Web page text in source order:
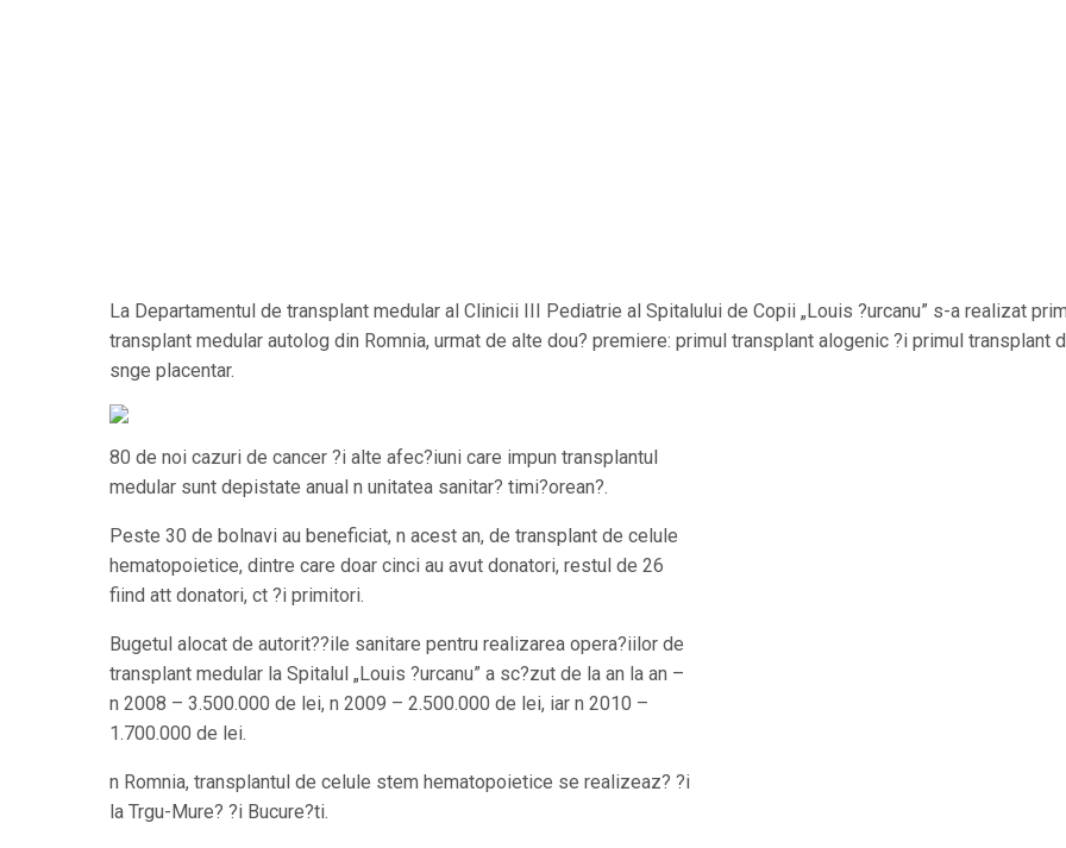
La Departamentul de transplant medular al Clinicii III Pediatrie al Spitalului de Copii „Louis ?urcanu” s-a realizat
transplant medular autolog din Romnia, urmat de alte dou? premiere: primul transplant alogenic ?i primul transplant
snge placentar.
80 de noi cazuri de cancer ?i alte afec?iuni care impun transplantul
medular sunt depistate anual n unitatea sanitar? timi?orean?.
Peste 30 de bolnavi au beneficiat, n acest an, de transplant de celule
hematopoietice, dintre care doar cinci au avut donatori, restul de 26
fiind att donatori, ct ?i primitori.
Bugetul alocat de autorit??ile sanitare pentru realizarea opera?iilor de
transplant medular la Spitalul „Louis ?urcanu” a sc?zut de la an la an –
n 2008 – 3.500.000 de lei, n 2009 – 2.500.000 de lei, iar n 2010 –
1.700.000 de lei.
n Romnia, transplantul de celule stem hematopoietice se realizeaz? ?i
la Trgu-Mure? ?i Bucure?ti.